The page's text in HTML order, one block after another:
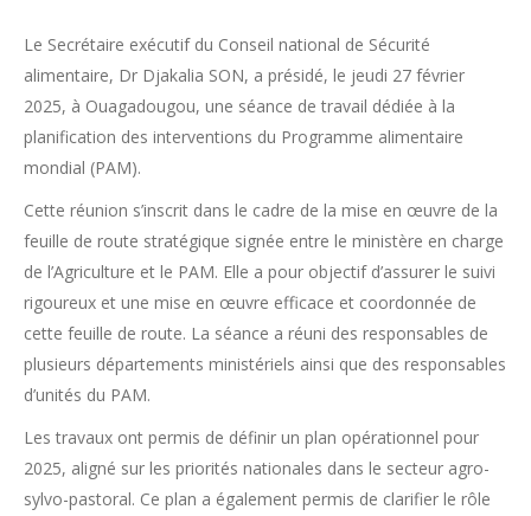
Le Secrétaire exécutif du Conseil national de Sécurité
alimentaire, Dr Djakalia SON, a présidé, le jeudi 27 février
2025, à Ouagadougou, une séance de travail dédiée à la
planification des interventions du Programme alimentaire
mondial (PAM).
Cette réunion s’inscrit dans le cadre de la mise en œuvre de la
feuille de route stratégique signée entre le ministère en charge
de l’Agriculture et le PAM. Elle a pour objectif d’assurer le suivi
rigoureux et une mise en œuvre efficace et coordonnée de
cette feuille de route. La séance a réuni des responsables de
plusieurs départements ministériels ainsi que des responsables
d’unités du PAM.
Les travaux ont permis de définir un plan opérationnel pour
2025, aligné sur les priorités nationales dans le secteur agro-
sylvo-pastoral. Ce plan a également permis de clarifier le rôle